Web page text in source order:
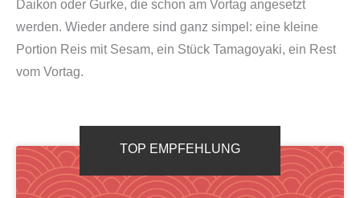
Daikon oder Gurke, die schon am Vortag angesetzt
werden. Wieder andere sind ganz simpel: eine kleine
Portion Reis mit Sesam, ein Stück Tamagoyaki, ein Rest
vom Vortag.
TOP EMPFEHLUNG